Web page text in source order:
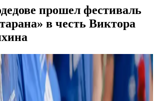
прошел фестиваль
в честь Виктора